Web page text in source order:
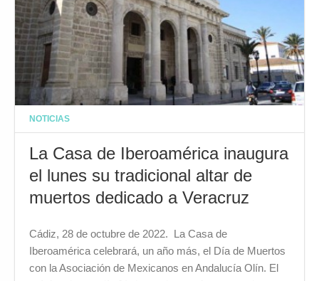
NOTICIAS
La Casa de Iberoamérica inaugura
el lunes su tradicional altar de
muertos dedicado a Veracruz
Cádiz, 28 de octubre de 2022. La Casa de
Iberoamérica celebrará, un año más, el Día de Muertos
con la Asociación de Mexicanos en Andalucía Olín. El